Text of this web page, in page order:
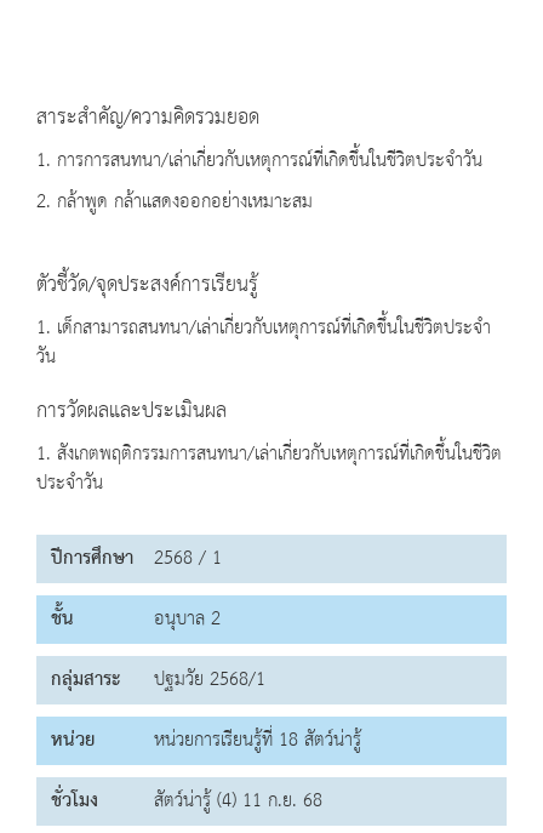
สาระสำคัญ/ความคิดรวมยอด
1. การการสนทนา/เล่าเกี่ยวกับเหตุการณ์ที่เกิดขึ้นในชีวิตประจำวัน
2. กล้าพูด กล้าแสดงออกอย่างเหมาะสม
ตัวชี้วัด/จุดประสงค์การเรียนรู้
1. เด็กสามารถสนทนา/เล่าเกี่ยวกับเหตุการณ์ที่เกิดขึ้นในชีวิตประจำ
วัน
การวัดผลและประเมินผล
1. สังเกตพฤติกรรมการสนทนา/เล่าเกี่ยวกับเหตุการณ์ที่เกิดขึ้นในชีวิต
ประจำวัน
ปีการศึกษา 2568 / 1
ชั้น
อนุบาล 2
กลุ่มสาระ
ปฐมวัย 2568/1
หน่วย
หน่วยการเรียนรู้ที่ 18 สัตว์น่ารู้
ชั่วโมง
สัตว์น่ารู้ (4) 11 ก.ย. 68